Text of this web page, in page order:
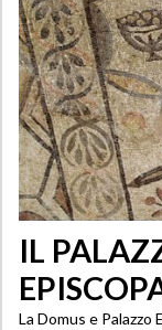
IL
La Domus e Palazzo